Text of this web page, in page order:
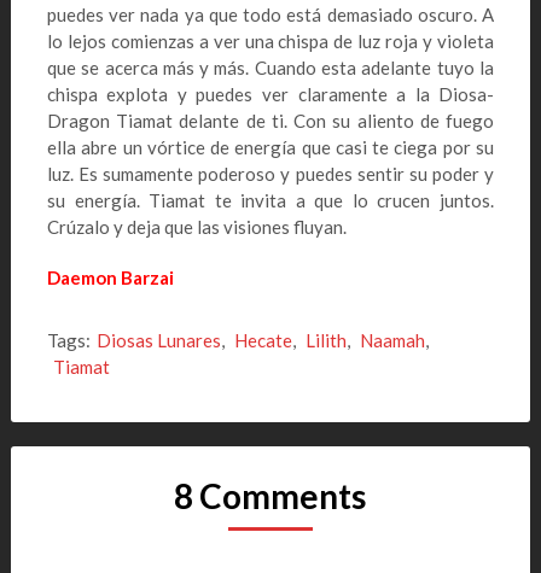
puedes ver nada ya que todo está demasiado oscuro. A
lo lejos comienzas a ver una chispa de luz roja y violeta
que se acerca más y más. Cuando esta adelante tuyo la
chispa explota y puedes ver claramente a la Diosa-
Dragon Tiamat delante de ti. Con su aliento de fuego
ella abre un vórtice de energía que casi te ciega por su
luz. Es sumamente poderoso y puedes sentir su poder y
su energía. Tiamat te invita a que lo crucen juntos.
Crúzalo y deja que las visiones fluyan.
Daemon Barzai
Tags: Diosas Lunares, Hecate, Lilith, Naamah,
Tiamat
8 Comments